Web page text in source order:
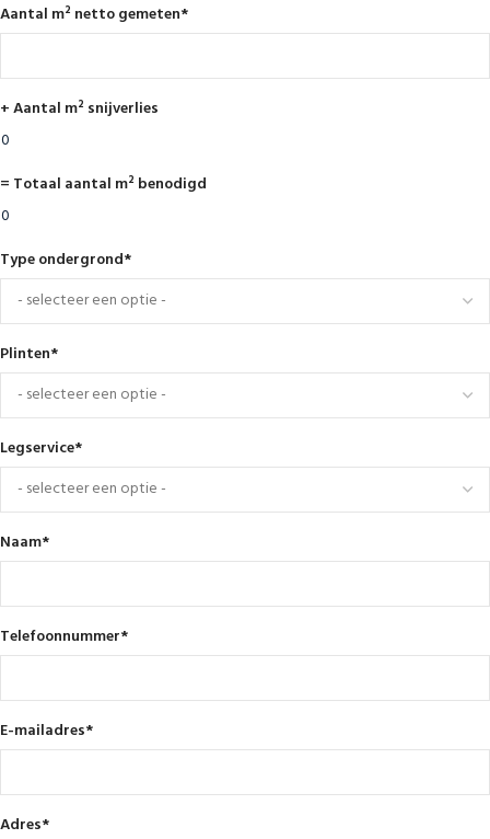
Aantal m² netto gemeten*
+ Aantal m² snijverlies
= Totaal aantal m² benodigd
Type ondergrond*
Plinten*
Legservice*
Naam*
Telefoonnummer*
E-mailadres*
Adres*